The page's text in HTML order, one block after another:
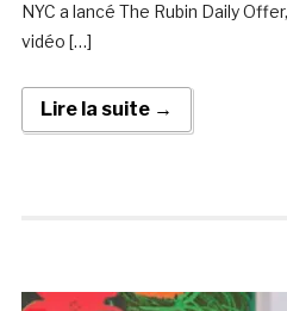
NYC a lancé The Rubin Daily
vidéo […]
Lire la suite →